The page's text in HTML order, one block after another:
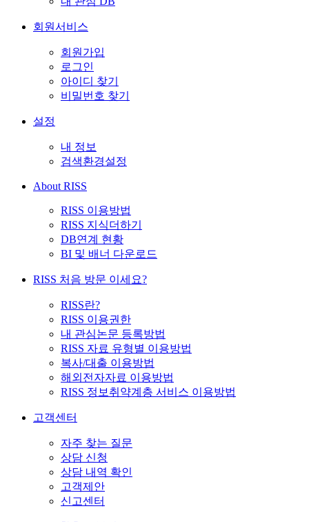
회원서비스
회원가입
로그인
아이디 찾기
비밀번호 찾기
설정
내 정보
검색환경설정
About RISS
RISS 이용방법
RISS 지식더하기
DB연계 현황
BI 및 배너 다운로드
RISS 처음 방문 이세요?
RISS란?
RISS 이용권한
내 관심논문 등록방법
RISS 자료 유형별 이용방법
복사/대출 이용방법
해외전자자료 이용방법
RISS 정보취약계층 서비스 이용방법
고객센터
자주 찾는 질문
상담 신청
상담 내역 확인
고객제안
신고센터